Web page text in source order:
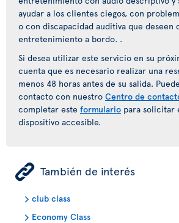
ayudar a los clientes ciegos, con
o con discapacidad auditiva que
entretenimiento a bordo. .
Si desea utilizar este servicio en su
cuenta que es necesario realizar una
menos 48 horas antes de su salida.
contacto con nuestro Centro de
completar este formulario para solicitar
dispositivo accesible.
ÿ También de interés
club class
Economy Class